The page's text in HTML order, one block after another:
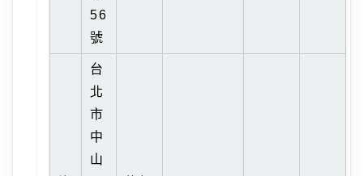
56
號
台
北
市
中
山